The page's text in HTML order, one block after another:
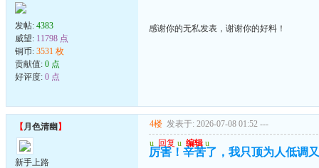
发帖: 4383
威望: 11798 点
铜币: 3531 枚
贡献值: 0 点
好评度: 0 点
感谢你的无私发表，谢谢你的好料！
【月色清幽 】
新手上路
4楼 发表于: 2026-07-08 01:52 ---
u 回复 u 编辑 u
厉害！辛苦了，我只顶为人低调